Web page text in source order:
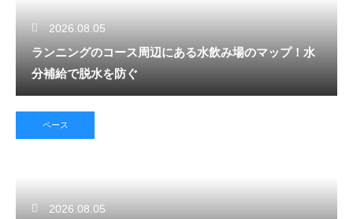
2026.08.05
ランニングのコース周辺にある水飲み場のマップ！水
分補給で脱水を防ぐ
ペース
2026.08.05